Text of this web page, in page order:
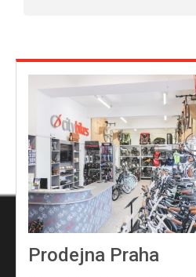
Prodejna Praha